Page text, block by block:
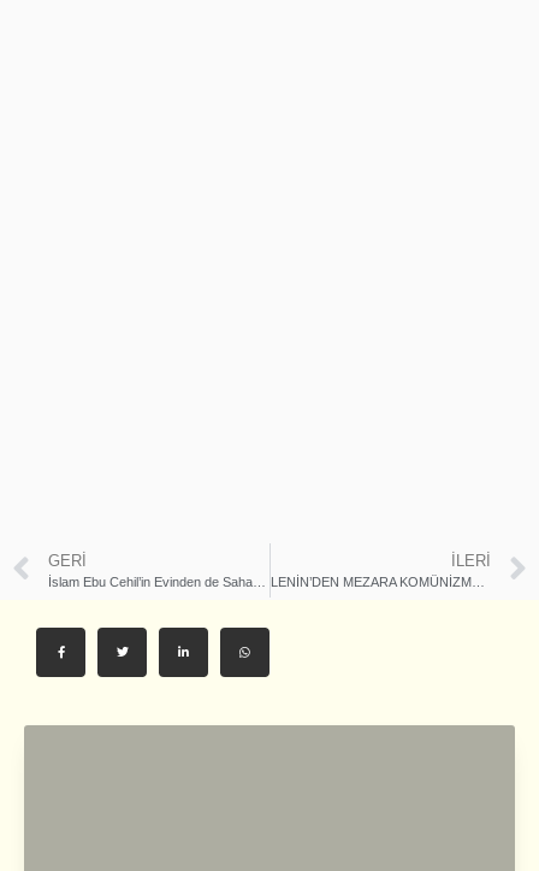
GERI İLERI